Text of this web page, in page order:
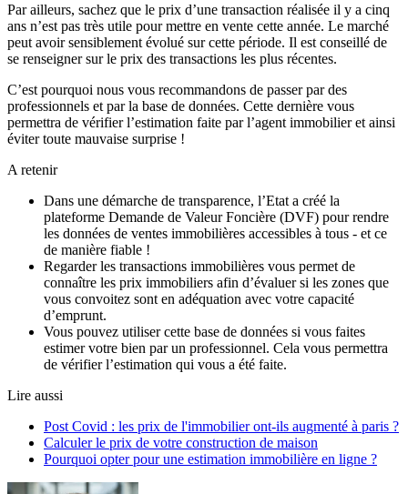
Par ailleurs, sachez que le prix d’une transaction réalisée il y a cinq
ans n’est pas très utile pour mettre en vente cette année. Le marché
peut avoir sensiblement évolué sur cette période. Il est conseillé de
se renseigner sur le prix des transactions les plus récentes.
C’est pourquoi nous vous recommandons de passer par des
professionnels et par la base de données. Cette dernière vous
permettra de vérifier l’estimation faite par l’agent immobilier et ainsi
éviter toute mauvaise surprise !
A retenir
Dans une démarche de transparence, l’Etat a créé la
plateforme Demande de Valeur Foncière (DVF) pour rendre
les données de ventes immobilières accessibles à tous - et ce
de manière fiable !
Regarder les transactions immobilières vous permet de
connaître les prix immobiliers afin d’évaluer si les zones que
vous convoitez sont en adéquation avec votre capacité
d’emprunt.
Vous pouvez utiliser cette base de données si vous faites
estimer votre bien par un professionnel. Cela vous permettra
de vérifier l’estimation qui vous a été faite.
Lire aussi
Post Covid : les prix de l'immobilier ont-ils augmenté à paris ?
Calculer le prix de votre construction de maison
Pourquoi opter pour une estimation immobilière en ligne ?